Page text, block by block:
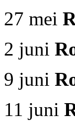
27 mei
2 juni
9 juni
11 juni